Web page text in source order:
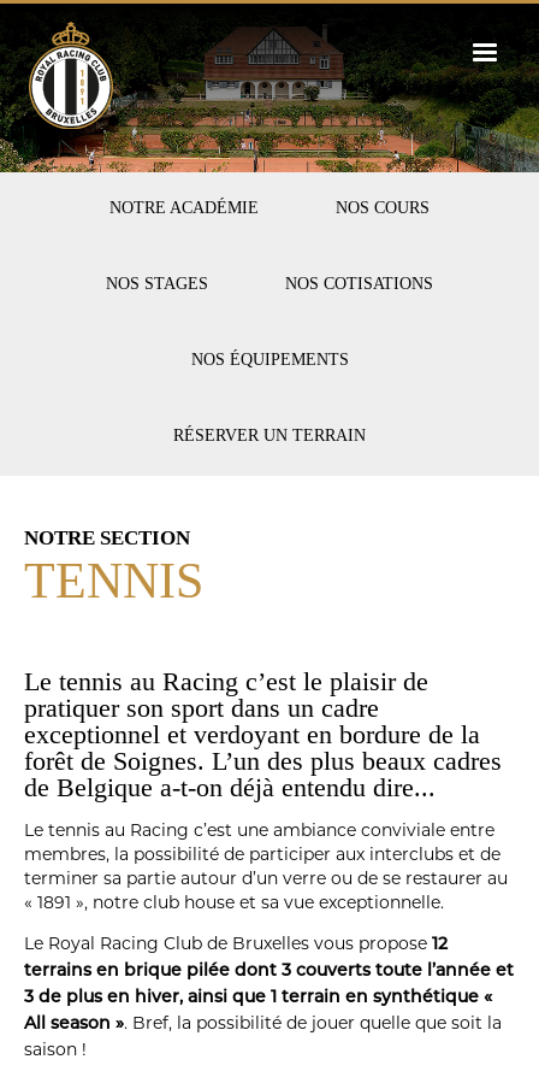
main
content
FIRST-NOTRE ACADÉMIE NOS COURS
NOS STAGES NOS COTISATIONS
NOS ÉQUIPEMENTS
RÉSERVER UN TERRAIN
NOTRE SECTION
TENNIS
Le tennis au Racing c’est le plaisir de
pratiquer son sport dans un cadre
exceptionnel et verdoyant en bordure de la
forêt de Soignes. L’un des plus beaux cadres
de Belgique a-t-on déjà entendu dire...
Le tennis au Racing c’est une ambiance conviviale entre
membres, la possibilité de participer aux interclubs et de
terminer sa partie autour d’un verre ou de se restaurer au
« 1891 », notre club house et sa vue exceptionnelle.
Le Royal Racing Club de Bruxelles vous propose 12
terrains en brique pilée dont 3 couverts toute l’année et
3 de plus en hiver, ainsi que 1 terrain en synthétique «
All season ». Bref, la possibilité de jouer quelle que soit la
saison !